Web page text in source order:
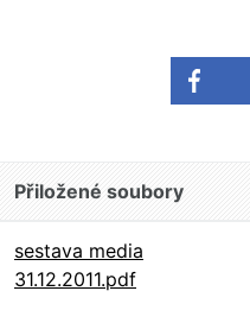
Přiložené soubory
sestava media
31.12.2011.pdf